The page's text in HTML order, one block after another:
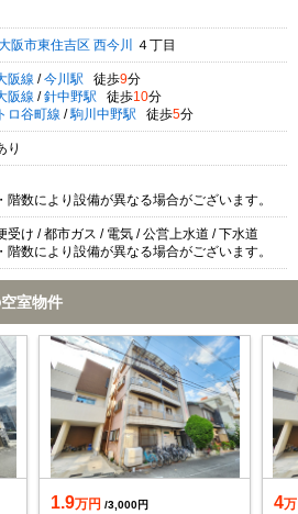
阪市東住吉区 西今川 ４丁目
阪線 / 今川駅 徒歩9分
阪線 / 針中野駅 徒歩10分
ロ谷町線 / 駒川中野駅 徒歩5分
り
数により設備が異なる場合がございます。
受け / 都市ガス / 電気 / 公営上水道 / 下水道
数により設備が異なる場合がございます。
室物件
1.9万円 /3,000円 4